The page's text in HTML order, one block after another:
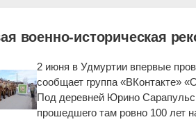
» Материалы за 23.05.2019
военно-историческая
2 июня в Удмуртии впервые
сообщает группа «ВКонтакте»
Под деревней Юрино
прошедшего там ровно 100 лет